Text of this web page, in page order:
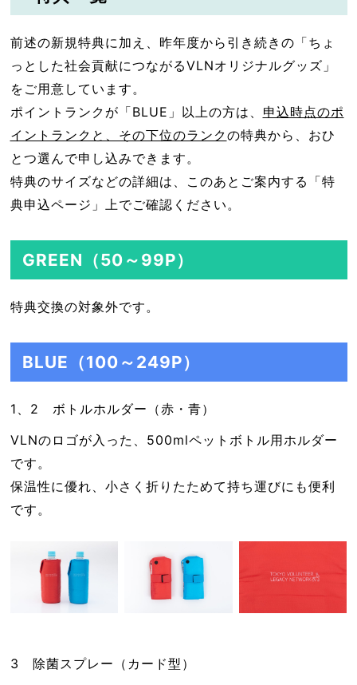
前述の新規特典に加え、昨年度から引き続きの「ちょ
っとした社会貢献につながるVLNオリジナルグッズ」
をご用意しています。
ポイントランクが「BLUE」以上の方は、 申込時点のポ
イントランクと、その下位のランクの特典から、おひ
とつ選んで申し込みできます。
特典のサイズなどの詳細は、このあとご案内する「特
典申込ページ」上でご確認ください。
GREEN（50～99P）
特典交換の対象外です。
BLUE（100～249P）
1、2 ボトルホルダー（赤・青）
VLNのロゴが入った、500mlペットボトル用ホルダー
です。
保温性に優れ、小さく折りたためて持ち運びにも便利
です。
3 除菌スプレー（カード型）